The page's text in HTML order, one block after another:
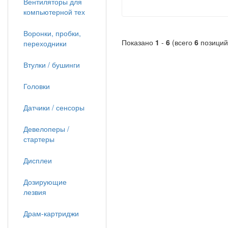
Показано 1 - 6 (всего 6
компьютерной тех
Воронки, пробки,
переходники
Втулки / бушинги
Головки
Датчики / сенсоры
Девелоперы /
стартеры
Дисплеи
Дозирующие
лезвия
Драм-картриджи